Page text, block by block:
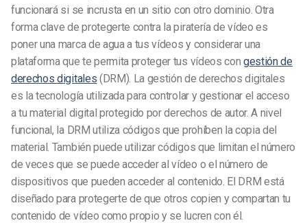
funcionará si se incrusta en un sitio con otro dominio. Otra
forma clave de protegerte contra la piratería de vídeo es
poner una marca de agua a tus vídeos y considerar una
plataforma que te permita proteger tus vídeos con gestión de
derechos digitales (DRM). La gestión de derechos digitales
es la tecnología utilizada para controlar y gestionar el acceso
a tu material digital protegido por derechos de autor. A nivel
funcional, la DRM utiliza códigos que prohíben la copia del
material. También puede utilizar códigos que limitan el número
de veces que se puede acceder al vídeo o el número de
dispositivos que pueden acceder al contenido. El DRM está
diseñado para protegerte de que otros copien y compartan tu
contenido de vídeo como propio y se lucren con él.